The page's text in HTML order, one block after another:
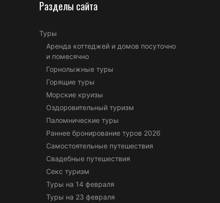
Разделы сайта
Туры
Аренда коттеджей и домов посуточно
и помесячно
Горнолыжные туры
Горящие туры
Морские круизы
Оздоровительный туризм
Паломнические туры
Раннее бронирование туров 2026
Самостоятельные путешествия
Свадебные путешествия
Секс туризм
Туры на 14 февраля
Туры на 23 февраля